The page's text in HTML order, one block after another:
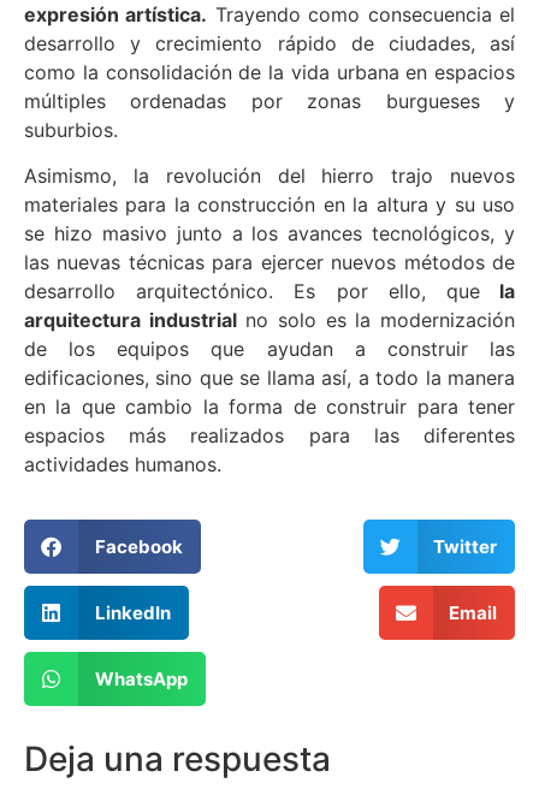
expresión artística. Trayendo como consecuencia el
desarrollo y crecimiento rápido de ciudades, así
como la consolidación de la vida urbana en espacios
múltiples ordenadas por zonas burgueses y
suburbios.
Asimismo, la revolución del hierro trajo nuevos
materiales para la construcción en la altura y su uso
se hizo masivo junto a los avances tecnológicos, y
las nuevas técnicas para ejercer nuevos métodos de
desarrollo arquitectónico. Es por ello, quela
arquitectura industrialno solo es la modernización
de los equipos que ayudan a construir las
edificaciones, sino que se llama así, a todo la manera
en la que cambio la forma de construir para tener
espacios más realizados para las diferentes
actividades humanos.
Facebook Twitter
LinkedIn Email
WhatsApp
Deja una respuesta